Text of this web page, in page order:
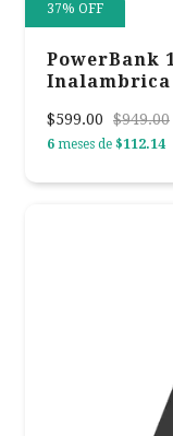
37% OFF
PowerBank
Inalambrica
$599.00 $949.00
6 meses de $112.14